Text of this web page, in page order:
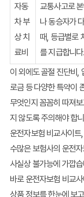
자동
차 부
상 치
료비
교통사고로 본
나 동승자가
때, 등급별로
를 지급합니다.
이 외에도 골절 진단비,
로금 등 다양한 특약이
무엇인지 꼼꼼히 따져
지 않도록 주의해야 합
운전자보험 비교사이
수많은 보험사의 운전
사실상 불가능에 가깝
바로 운전자보험 비교
상품 정보를 한눈에 보